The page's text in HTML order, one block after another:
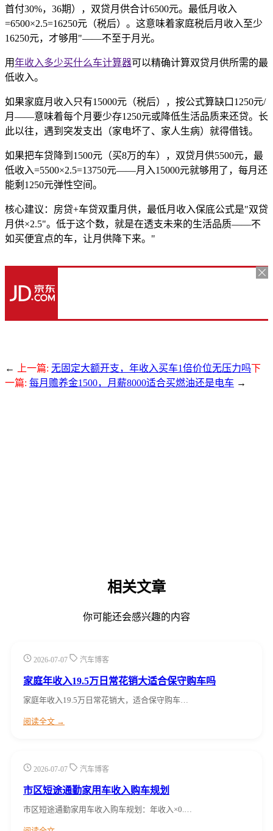
首付30%，36期），双贷月供合计6500元。最低月收入
=6500×2.5=16250元（税后）。这意味着家庭税后月收入至少
16250元，才够用"——不至于月光。
用年收入多少买什么车计算器可以精确计算双贷月供所需的最
低收入。
如果家庭月收入只有15000元（税后），按公式算缺口1250元/
月——意味着每个月要少存1250元或降低生活品质来还贷。长
此以往，遇到突发支出（家电坏了、家人生病）就得借钱。
如果把车贷降到1500元（买8万的车），双贷月供5500元，最
低收入=5500×2.5=13750元——月入15000元就够用了，每月还
能剩1250元弹性空间。
核心建议：房贷+车贷双重月供，最低月收入保底公式是"双贷
月供×2.5"。低于这个数，就是在透支未来的生活品质——不
如买便宜点的车，让月供降下来。"
← 上一篇: 无固定大额开支，年收入买车1倍价位无压力吗下
一篇: 每月赡养金1500，月薪8000适合买燃油还是电车 →
相关文章
你可能还会感兴趣的内容
2026-07-07 汽车博客
家庭年收入19.5万日常花销大适合保守购车吗
家庭年收入19.5万日常花销大，适合保守购车…
阅读全文 →
2026-07-07 汽车博客
市区短途通勤家用车收入购车规划
市区短途通勤家用车收入购车规划：年收入×0.…